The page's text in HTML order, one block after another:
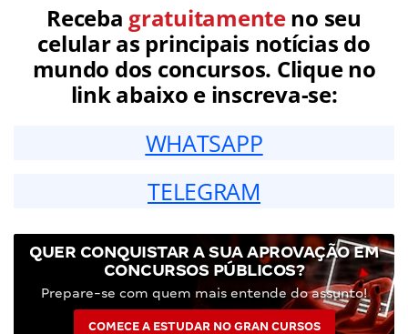
Receba gratuitamenteno seu
celular as principais notícias do
mundo dos concursos. Clique no
link abaixo e inscreva-se:
WHATSAPP
TELEGRAM
QUER CONQUISTAR A SUA APROVAÇÃO EM
CONCURSOS PÚBLICOS?
Prepare-se com quem mais entende do assunto!
COMECE A ESTUDAR NO GRAN CURSOS